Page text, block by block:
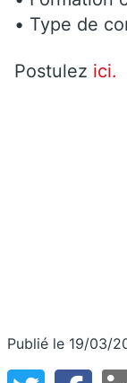
• Type de
Postulez ici.
Publié le 19/03/